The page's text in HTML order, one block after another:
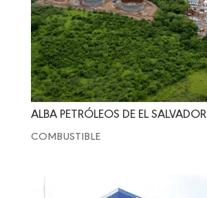
ALBA PETRÓLEOS DE EL SALVADOR
COMBUSTIBLE